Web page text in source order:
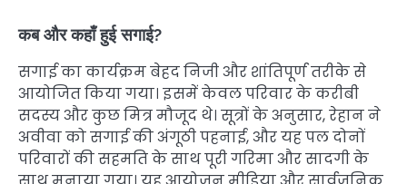
कब और कहाँ हुई सगाई?
सगाई का कार्यक्रम बेहद निजी और शांतिपूर्ण तरीके से
आयोजित किया गया। इसमें केवल परिवार के करीबी
सदस्य और कुछ मित्र मौजूद थे। सूत्रों के अनुसार, रेहान ने
अवीवा को सगाई की अंगूठी पहनाई, और यह पल दोनों
परिवारों की सहमति के साथ पूरी गरिमा और सादगी के